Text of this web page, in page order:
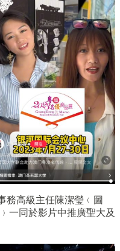
務高級主任陳潔瑩﹙圖
一同於影片中推廣聖大及